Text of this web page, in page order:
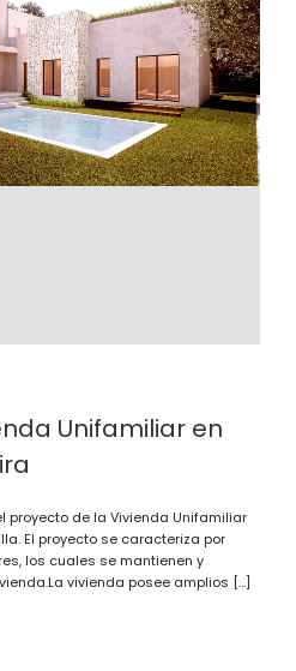
Unifamiliar en
proyecto de la Vivienda Unifamiliar
El proyecto se caracteriza por
los cuales se mantienen y
vivienda posee amplios […]